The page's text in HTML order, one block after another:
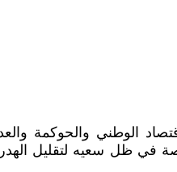
الوطني والحوكمة
متزايدة، خاصة في ظل سعيه